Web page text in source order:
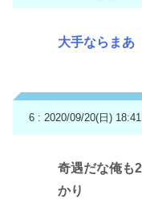
大手ならまあ
6 : 2020/09/20(日)
奇遇だな俺も
かり